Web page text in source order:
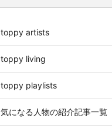
toppy artists
toppy living
toppy playlists
気になる人物の紹介記事一覧